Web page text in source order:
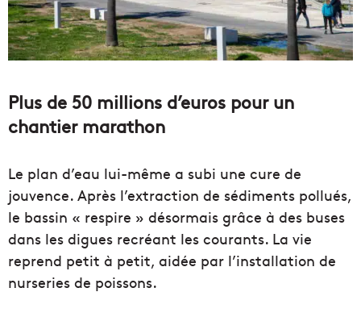
Plus de 50 millions d’euros pour un
chantier marathon
Le plan d’eau lui-même a subi une cure de
jouvence. Après l’extraction de sédiments pollués,
le bassin « respire » désormais grâce à des buses
dans les digues recréant les courants. La vie
reprend petit à petit, aidée par l’installation de
nurseries de poissons.